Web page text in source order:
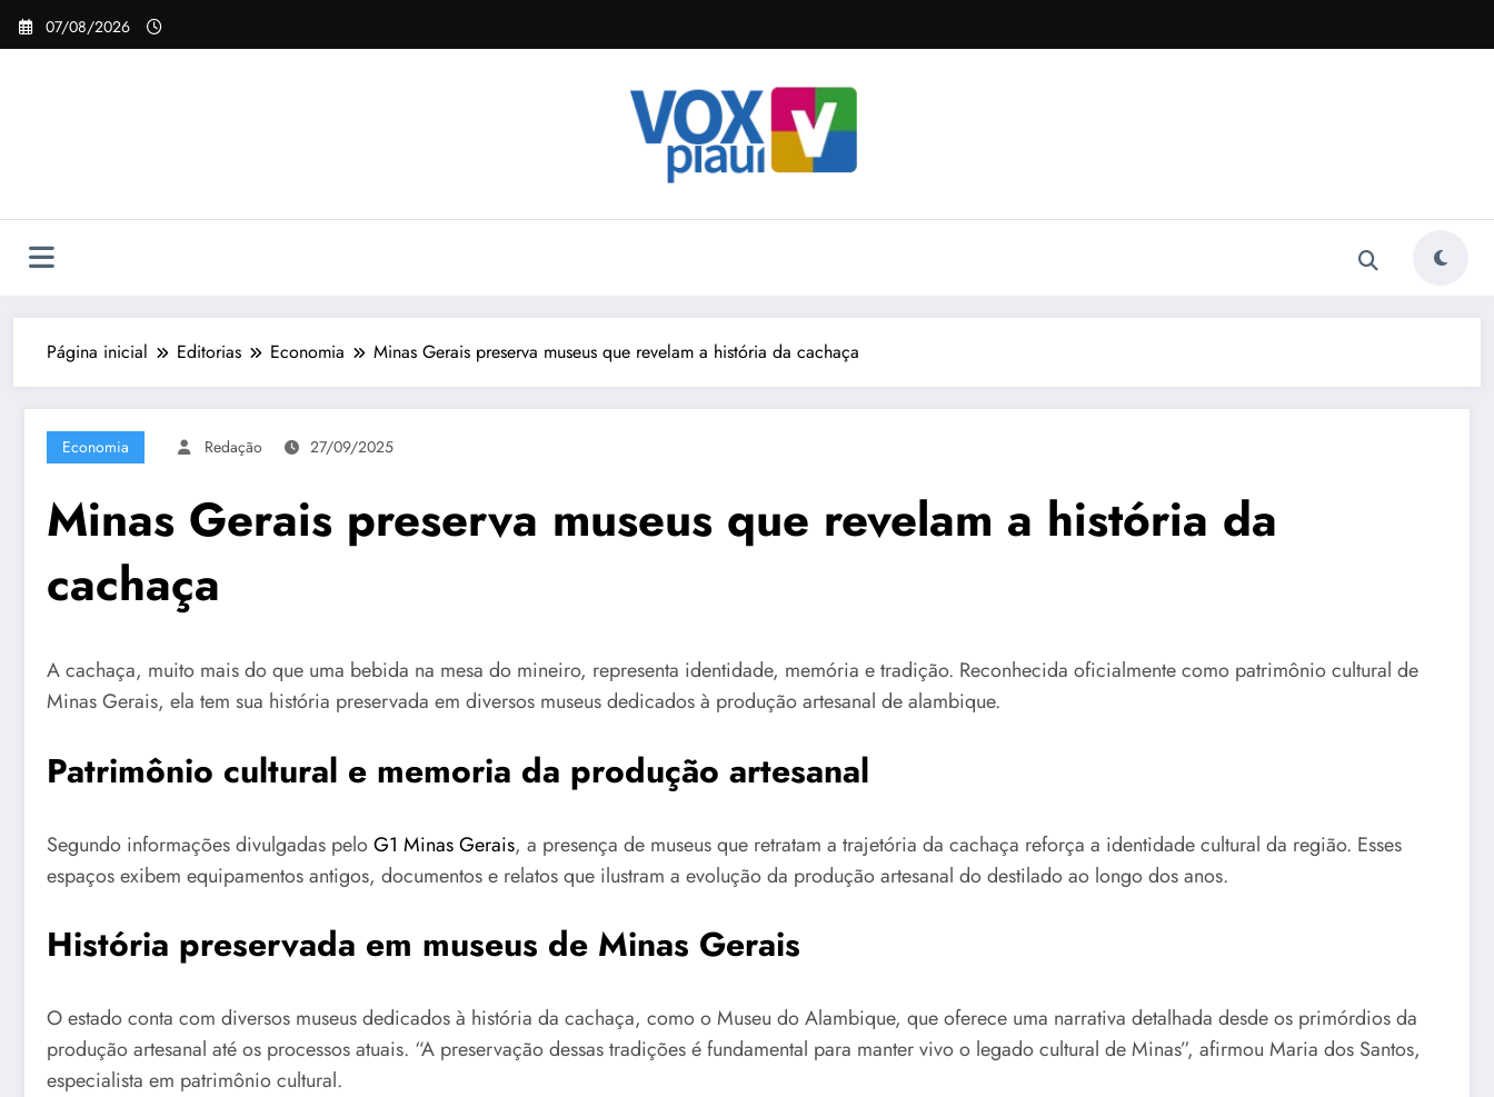
Pular
para
07/08/2026
Página inicial Editorias Economia Minas Gerais preserva museus que revelam a história da cachaça
Economia Redação 27/09/2025
Minas Gerais preserva museus que revelam a história da
cachaça
A cachaça, muito mais do que uma bebida na mesa do mineiro, representa identidade, memória e tradição. Reconhecida oficialmente como patrimônio cultural de
Minas Gerais, ela tem sua história preservada em diversos museus dedicados à produção artesanal de alambique.
Patrimônio cultural e memoria da produção artesanal
Segundo informações divulgadas peloG1 Minas Gerais, a presença de museus que retratam a trajetória da cachaça reforça a identidade cultural da região. Esses
espaços exibem equipamentos antigos, documentos e relatos que ilustram a evolução da produção artesanal do destilado ao longo dos anos.
História preservada em museus de Minas Gerais
O estado conta com diversos museus dedicados à história da cachaça, como o Museu do Alambique, que oferece uma narrativa detalhada desde os primórdios da
produção artesanal até os processos atuais. “A preservação dessas tradições é fundamental para manter vivo o legado cultural de Minas”, afirmou Maria dos Santos,
especialista em patrimônio cultural.